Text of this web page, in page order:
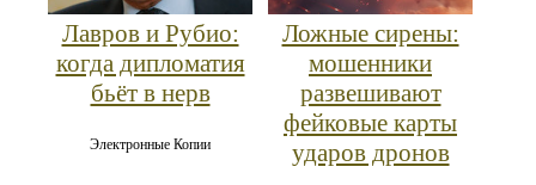
Лавров и Рубио:
когда дипломатия
бьёт в нерв
Электронные Копии
Ложные сирены:
мошенники
развешивают
фейковые карты
ударов дронов